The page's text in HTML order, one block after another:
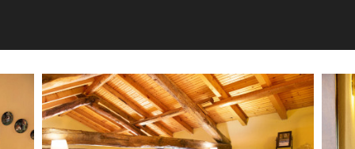
PRODUCTION GUIDE
Strutture di servizio
Professionisti
Attrici-Attori
Beginners